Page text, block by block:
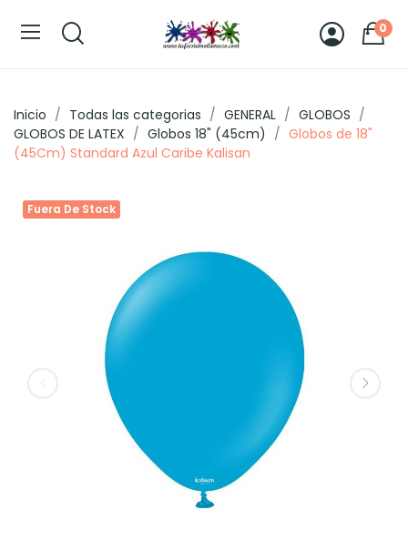
0
Inicio Todas las categorias GENERAL
GLOBOS
GLOBOS DE LATEX
Globos 18" (45cm)
Globos de 18"
(45Cm) Standard Azul Caribe Kalisan
Fuera De Stock